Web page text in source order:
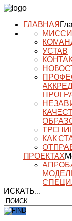
ГЛАВНАЯ
УСТАВ
КАК
ПРОЕКТАХ
ИСКАТЬ...